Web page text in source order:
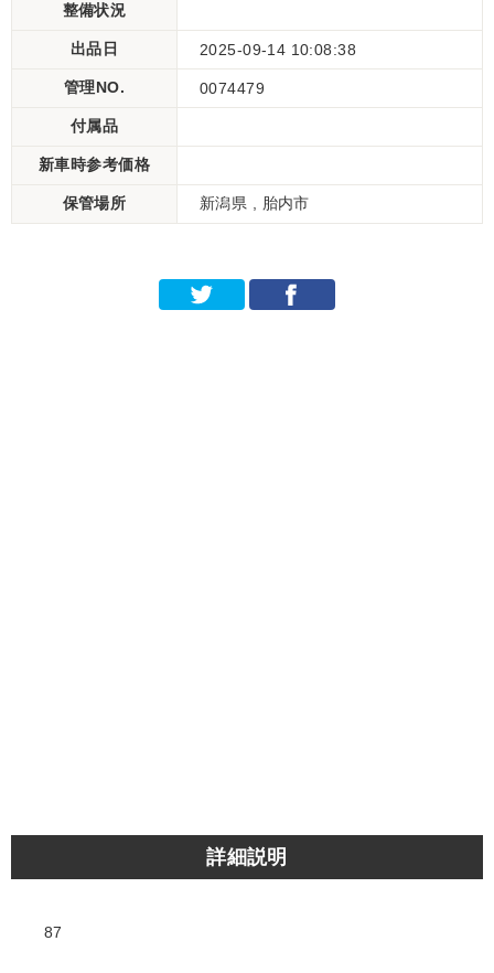
整備状況
出品日 2025-09-14 10:08:38
管理NO. 0074479
付属品
新車時参考価格
保管場所 新潟県 , 胎内市
詳細説明
87